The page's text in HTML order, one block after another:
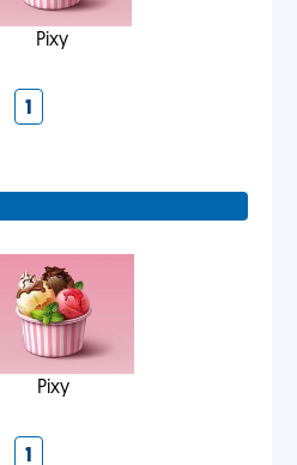
Pixy
1
Pixy
1